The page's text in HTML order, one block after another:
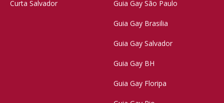
Curta Salvador Guia Gay São Paulo
Guia Gay Brasilia
Guia Gay Salvador
Guia Gay BH
Guia Gay Floripa